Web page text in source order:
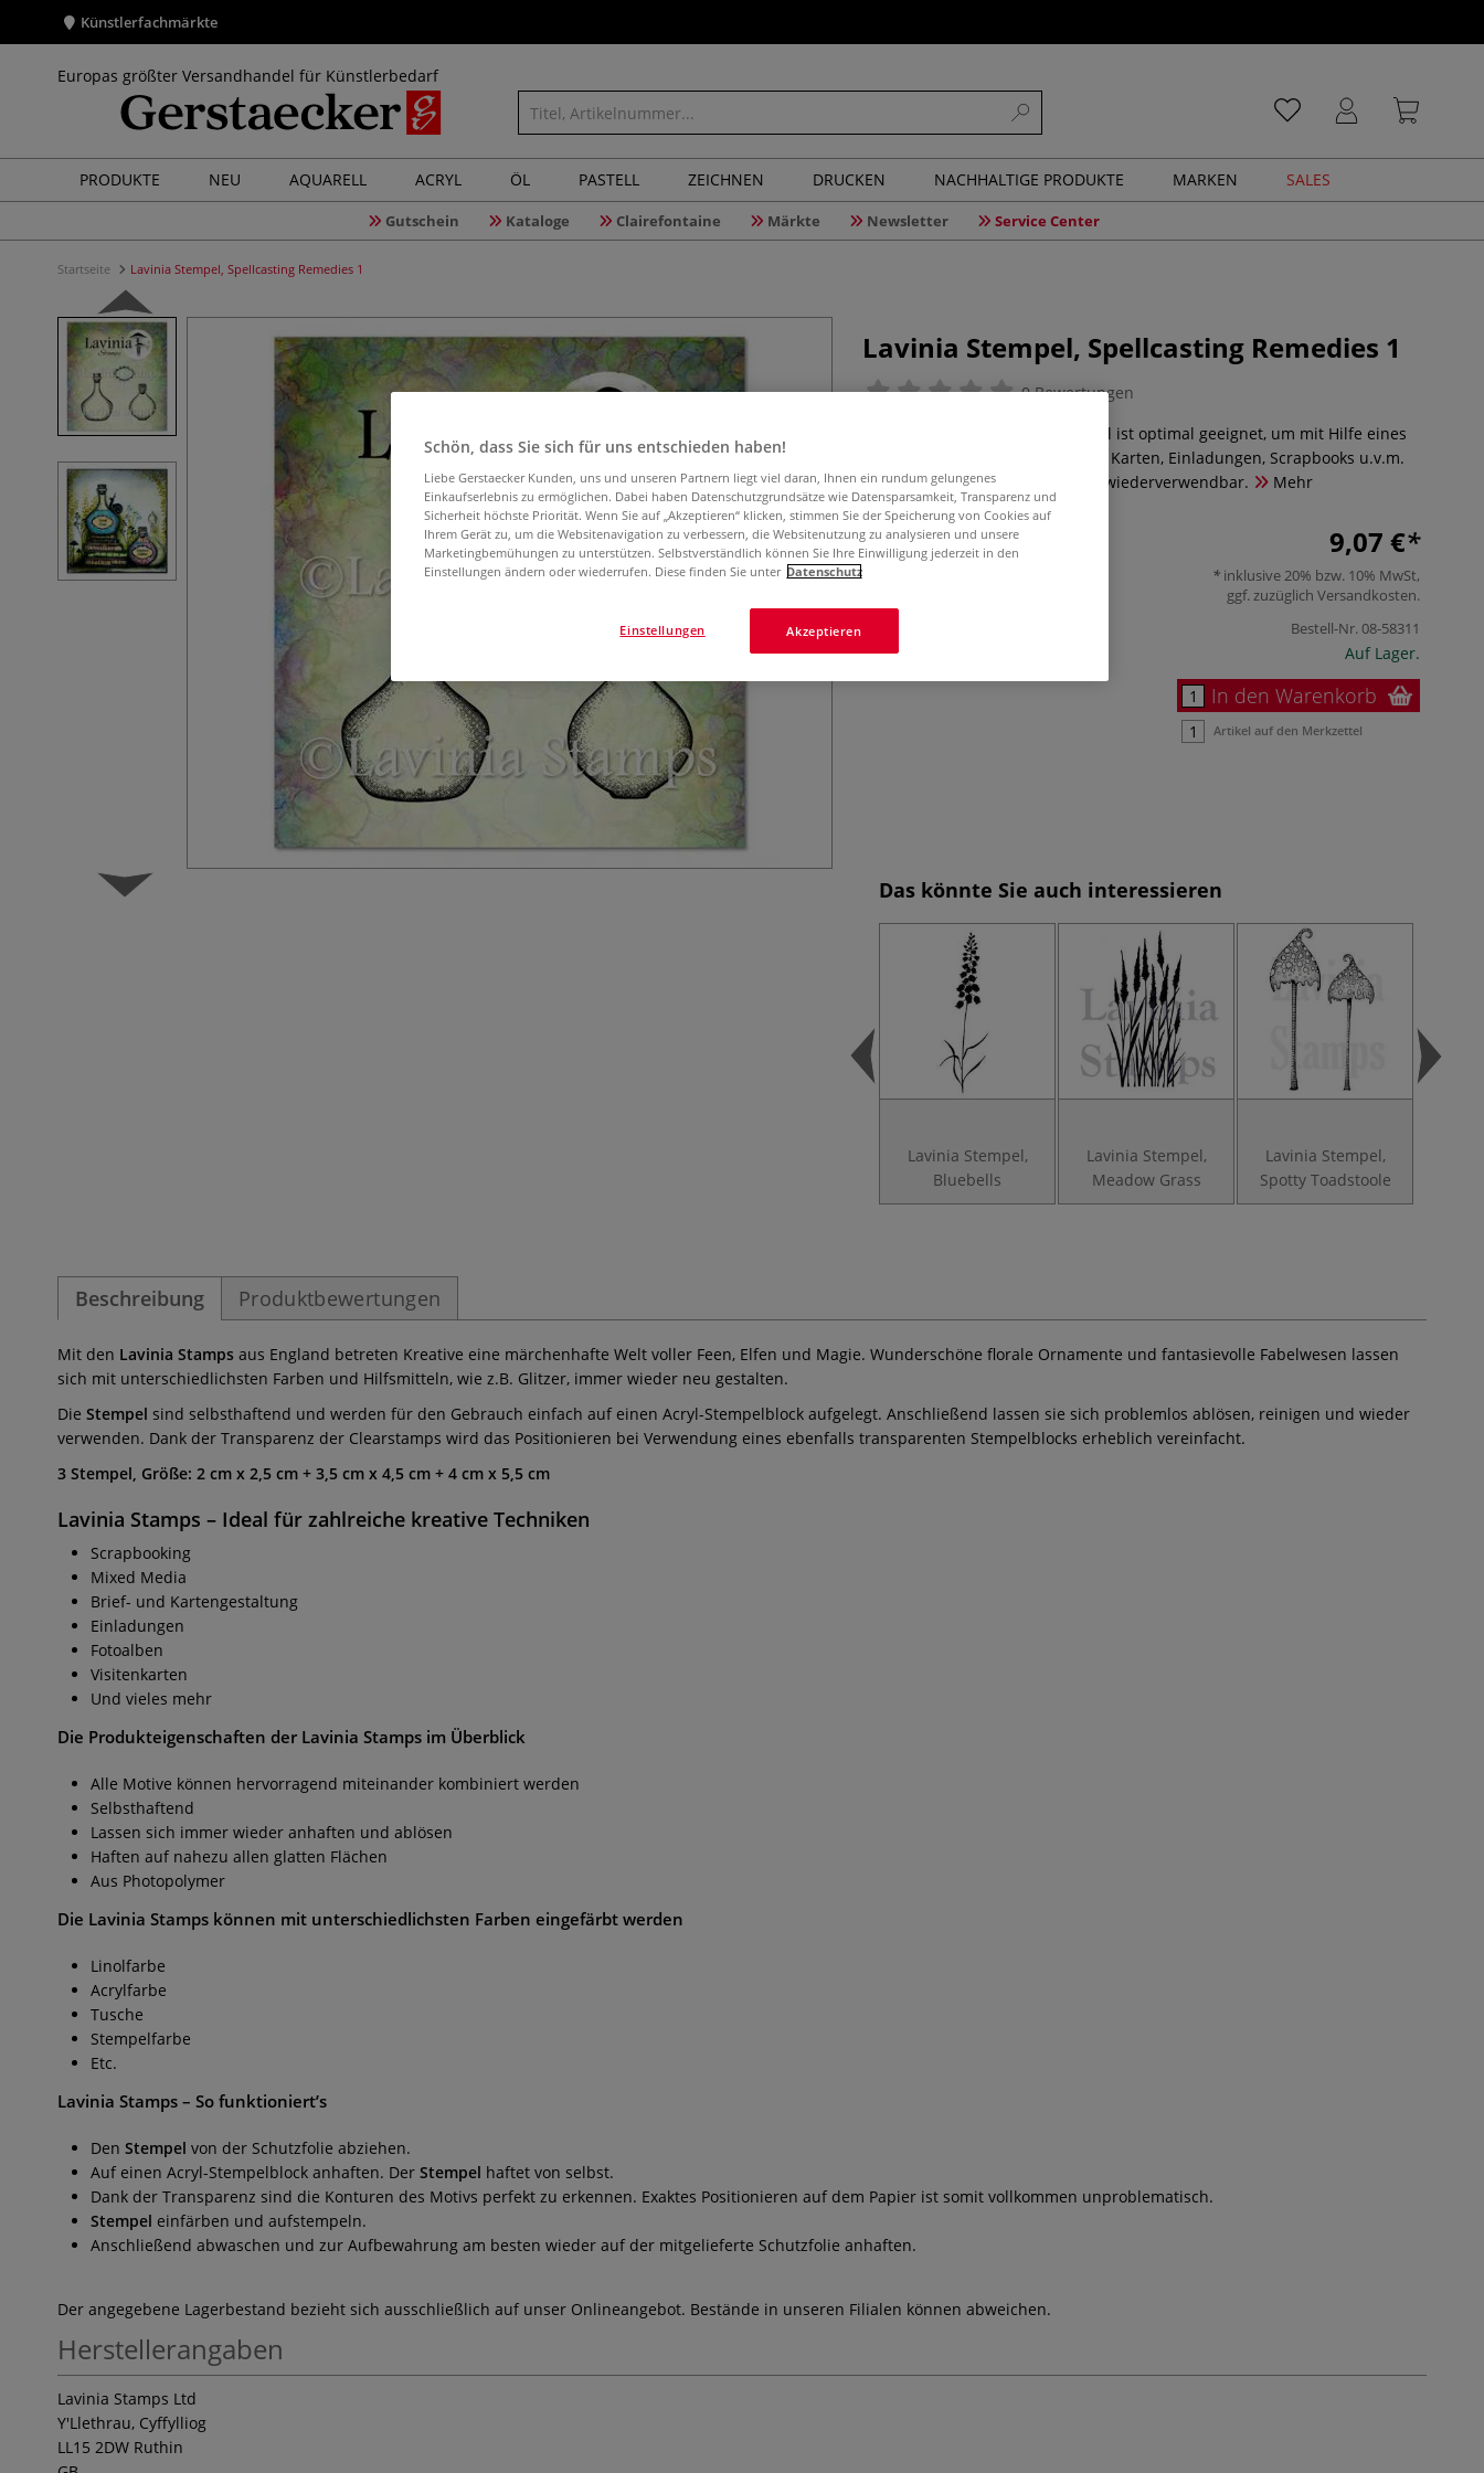
Künstlerfachmärkte
Europas größter Versandhandel für Künstlerbedarf
PRODUKTE NEU AQUARELL ACRYL ÖL PASTELL ZEICHNEN DRUCKEN NACHHALTIGE PRODUKTE MARKEN SALES
Gutschein Kataloge Clairefontaine Märkte Newsletter Service Center
Startseite Lavinia Stempel, Spellcasting Remedies 1
Lavinia Stempel, Spellcasting Remedies 1
0 Bewertungen
Der transparente Lavinia Stempel ist optimal geeignet, um mit Hilfe eines
Acryl-Stempelblocks zauberhafte Karten, Einladungen, Scrapbooks u.v.m.
zu gestalten. Selbsthaftend und wiederverwendbar.
Mehr
9,07 €
inklusive 20% bzw. 10% MwSt,
ggf. zuzüglich Versandkosten.
Bestell-Nr.08-58311
Auf Lager.
In den Warenkorb
Artikel auf den Merkzettel
Das könnte Sie auch interessieren
Lavinia Stempel,
Bluebells
Lavinia Stempel,
Meadow Grass
Lavinia Stempel,
Spotty Toadstoole
Beschreibung Produktbewertungen
Mit den Lavinia Stamps aus England betreten Kreative eine märchenhafte Welt voller Feen, Elfen und Magie. Wunderschöne florale Ornamente und fantasievolle Fabelwesen lassen
sich mit unterschiedlichsten Farben und Hilfsmitteln, wie z.B. Glitzer, immer wieder neu gestalten.
Die Stempel sind selbsthaftend und werden für den Gebrauch einfach auf einen Acryl-Stempelblock aufgelegt. Anschließend lassen sie sich problemlos ablösen, reinigen und wieder
verwenden. Dank der Transparenz der Clearstamps wird das Positionieren bei Verwendung eines ebenfalls transparenten Stempelblocks erheblich vereinfacht.
3 Stempel, Größe: 2 cm x 2,5 cm + 3,5 cm x 4,5 cm + 4 cm x 5,5 cm
Lavinia Stamps – Ideal für zahlreiche kreative Techniken
Scrapbooking
Mixed Media
Brief- und Kartengestaltung
Einladungen
Fotoalben
Visitenkarten
Und vieles mehr
Die Produkteigenschaften der Lavinia Stamps im Überblick
Alle Motive können hervorragend miteinander kombiniert werden
Selbsthaftend
Lassen sich immer wieder anhaften und ablösen
Haften auf nahezu allen glatten Flächen
Aus Photopolymer
Die Lavinia Stamps können mit unterschiedlichsten Farben eingefärbt werden
Linolfarbe
Acrylfarbe
Tusche
Stempelfarbe
Etc.
Lavinia Stamps – So funktioniert’s
Den Stempel von der Schutzfolie abziehen.
Auf einen Acryl-Stempelblock anhaften. Der Stempel haftet von selbst.
Dank der Transparenz sind die Konturen des Motivs perfekt zu erkennen. Exaktes Positionieren auf dem Papier ist somit vollkommen unproblematisch.
Stempel einfärben und aufstempeln.
Anschließend abwaschen und zur Aufbewahrung am besten wieder auf der mitgelieferte Schutzfolie anhaften.
Der angegebene Lagerbestand bezieht sich ausschließlich auf unser Onlineangebot. Bestände in unseren Filialen können abweichen.
Herstellerangaben
Lavinia Stamps Ltd
Y'Llethrau, Cyffylliog
LL15 2DW Ruthin
Schön, dass Sie sich für uns entschieden haben!
Liebe Gerstaecker Kunden, uns und unseren Partnern liegt viel daran, Ihnen ein rundum gelungenes
Einkaufserlebnis zu ermöglichen. Dabei haben Datenschutzgrundsätze wie Datensparsamkeit, Transparenz und
Sicherheit höchste Priorität. Wenn Sie auf „Akzeptieren“ klicken, stimmen Sie der Speicherung von Cookies auf
Ihrem Gerät zu, um die Websitenavigation zu verbessern, die Websitenutzung zu analysieren und unsere
Marketingbemühungen zu unterstützen. Selbstverständlich können Sie Ihre Einwilligung jederzeit in den
Einstellungen ändern oder wiederrufen. Diese finden Sie unter Datenschutz
Akzeptieren
Einstellungen